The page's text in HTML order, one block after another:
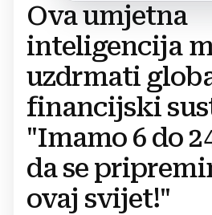
Ova umjetna
inteligencija
uzdrmati
financijski
"Imamo 6 do
da se
ovaj svijet!"